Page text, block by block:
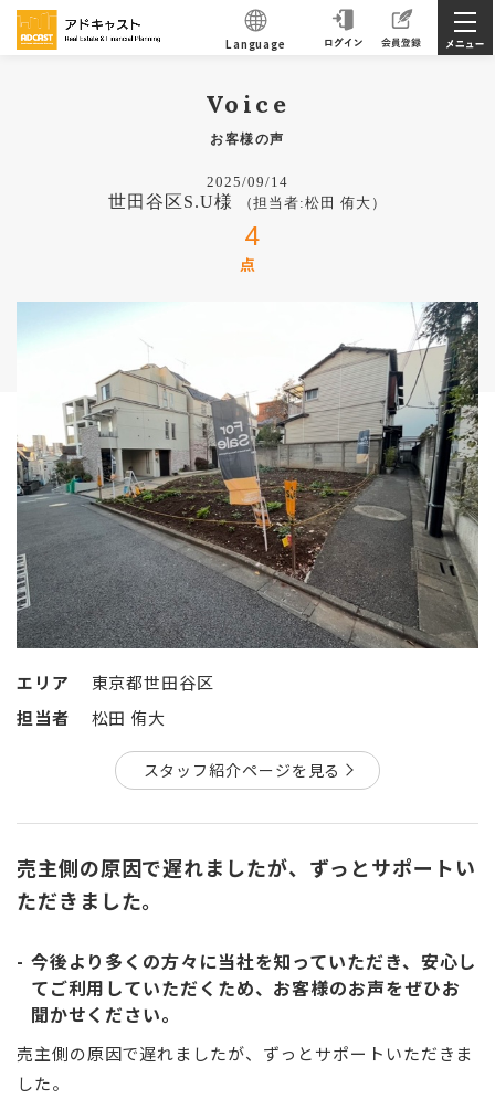
Language
Voice
お客様の声
2025/09/14
世田谷区S.U様 （担当者:松田 侑大）
4
点
エリア
東京都世田谷区
担当者
松田 侑大
スタッフ紹介ページを見る
売主側の原因で遅れましたが、ずっとサポートい
ただきました。
今後より多くの方々に当社を知っていただき、安心し
てご利用していただくため、お客様のお声をぜひお
聞かせください。
売主側の原因で遅れましたが、ずっとサポートいただきま
した。